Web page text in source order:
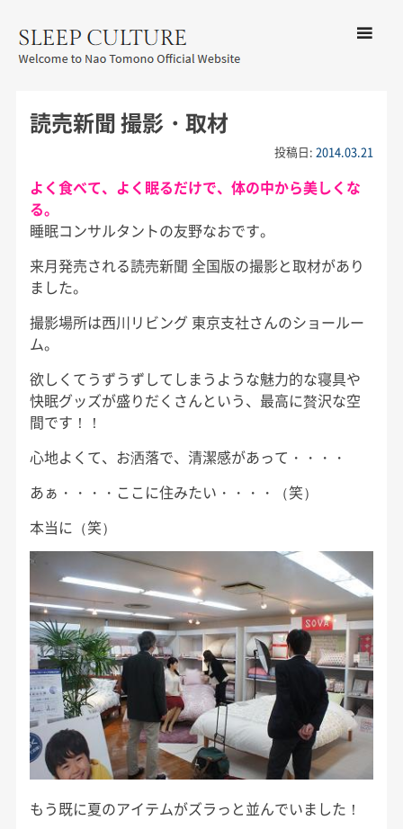
CULTURE
ー
ツへ移動
読売新聞 撮影・取材
投稿日:2014.03.21
よく食べて、よく眠るだけで、体の中から美しくな
る。
睡眠コンサルタントの友野なおです。
来月発売される読売新聞 全国版の撮影と取材があり
ました。
撮影場所は西川リビング 東京支社さんのショールー
ム。
欲しくてうずうずしてしまうような魅力的な寝具や
快眠グッズが盛りだくさんという、最高に贅沢な空
間です！！
心地よくて、お洒落で、清潔感があって・・・・
あぁ・・・・ここに住みたい・・・・（笑）
本当に（笑）
もう既に夏のアイテムがズラっと並んでいました！